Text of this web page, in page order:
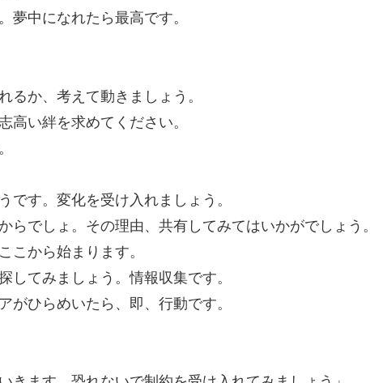
夢中になれたら最高です。
るか、考えて動きましょう。
高い絆を求めてください。
す。変化を受け入れましょう。
でしょ。その理由、共有してみてはいかがでしょう。
から始まります。
てみましょう。情報収集です。
ひらめいたら、即、行動です。